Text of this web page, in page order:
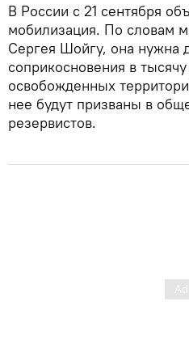
В России с 21 сентября
мобилизация. По словам
Сергея Шойгу, она нужна
соприкосновения в
освобожденных
нее будут призваны в
резервистов.